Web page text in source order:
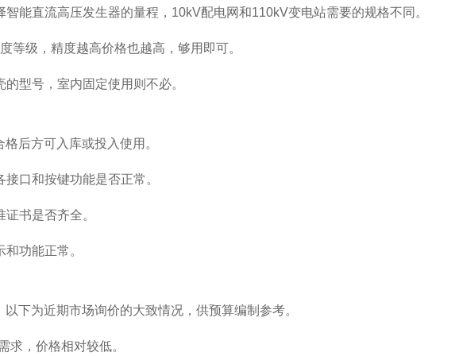
能直流高压发生器的量程，10kV配电网和110kV变电站需要的规格不同。
等级，精度越高价格也越高，够用即可。
型号，室内固定使用则不必。
后方可入库或投入使用。
口和按键功能是否正常。
书是否齐全。
功能正常。
下为近期市场询价的大致情况，供预算编制参考。
求，价格相对较低。